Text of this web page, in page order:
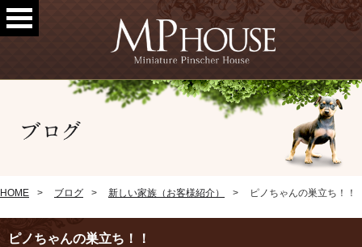
HOME ブログ 新しい家族（お客様紹介） ピノちゃんの巣立ち！！
ピノちゃんの巣立ち！！